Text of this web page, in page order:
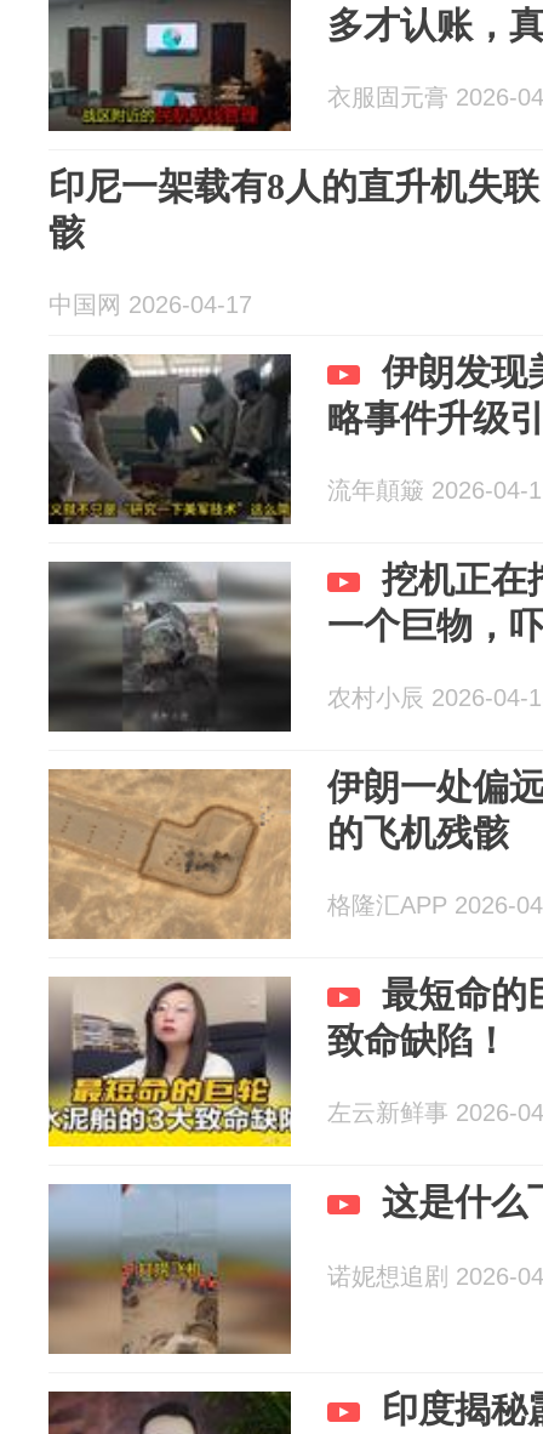
多才认账，
衣服固元膏 2026-
印尼一架载有8人的直升机失
骸
中国网 2026-04-17
伊朗发现
略事件升级
流年顛簸 2026-04-
挖机正在
一个巨物，
农村小辰 2026-04-
伊朗一处偏
的飞机残骸
格隆汇APP 2026-
最短命的
致命缺陷！
左云新鲜事 2026-
这是什么
诺妮想追剧 2026-
印度揭秘